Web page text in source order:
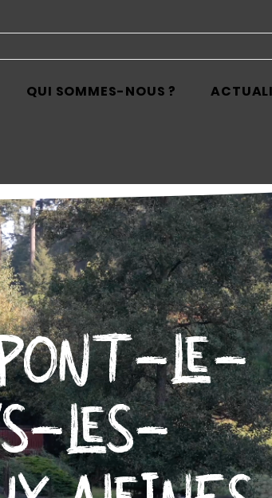
QUI SOMMES-NOUS ?
LE-
LES-